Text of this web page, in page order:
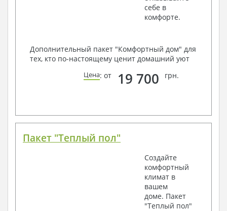
себе в
комфорте.
Дополнительный пакет "Комфортный дом" для
тех, кто по-настоящему ценит домашний уют
Цена: от 19 700 грн.
Пакет "Теплый пол"
Создайте
комфортный
климат в
вашем
доме. Пакет
"Теплый пол"